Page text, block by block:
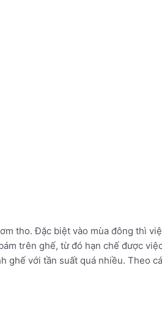
tho. Đặc biệt vào mùa đông thì
trên ghế, từ đó hạn chế được
ghế với tần suất quá nhiều. Theo